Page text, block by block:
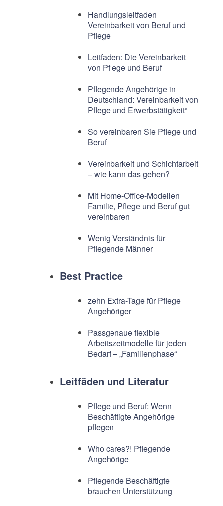
Handlungsleitfaden
Vereinbarkeit von Beruf und
Pflege
Leitfaden: Die Vereinbarkeit
von Pflege und Beruf
Pflegende Angehörige in
Deutschland: Vereinbarkeit von
Pflege und Erwerbstätigkeit“
So vereinbaren Sie Pflege und
Beruf
Vereinbarkeit und Schichtarbeit
– wie kann das gehen?
Mit Home-Office-Modellen
Familie, Pflege und Beruf gut
vereinbaren
Wenig Verständnis für
Pflegende Männer
Best Practice
zehn Extra-Tage für Pflege
Angehöriger
Passgenaue flexible
Arbeitszeitmodelle für jeden
Bedarf – „Familienphase“
Leitfäden und Literatur
Pflege und Beruf: Wenn
Beschäftigte Angehörige
pflegen
Who cares?! Pflegende
Angehörige
Pflegende Beschäftigte
brauchen Unterstützung